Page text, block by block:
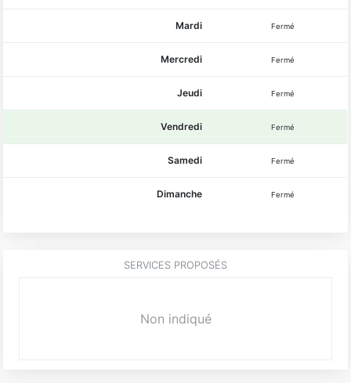
Mardi Fermé
Mercredi Fermé
Jeudi Fermé
Vendredi Fermé
Samedi Fermé
Dimanche Fermé
SERVICES PROPOSÉS
Non indiqué